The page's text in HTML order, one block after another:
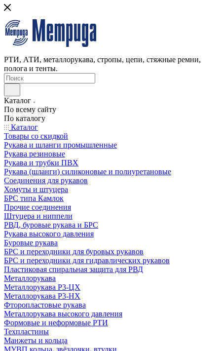
РТИ, АТИ, металлорукава, стропы, цепи, стяжные ремни,
полога и тенты.
Каталог
По всему сайту
По каталогу
Каталог
Товары со скидкой
Рукава и шланги промышленные
Рукава резиновые
Рукава и трубки ПВХ
Рукава (шланги) силиконовые и полиуретановые
Соединения для рукавов
Хомуты и штуцера
БРС типа Камлок
Прочие соединения
Штуцера и ниппели
РВД, буровые рукава и БРС
Рукава высокого давления
Буровые рукава
БРС и переходники для буровых рукавов
БРС и переходники для гидравлических рукавов
Пластиковая спиральная защита для РВД
Металлорукава
Металлорукава Р3-ЦХ
Металлорукава Р3-НХ
Фторопластовые рукава
Металлорукава высокого давления
Формовые и неформовые РТИ
Техпластины
Манжеты и кольца
МУВП кольца, звёздочки, втулки